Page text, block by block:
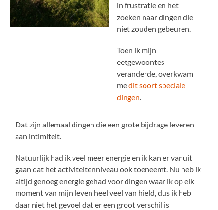
in frustratie en het
zoeken naar dingen die
niet zouden gebeuren.
Toen ik mijn
eetgewoontes
veranderde, overkwam
medit soort speciale
dingen.
Dat zijn allemaal dingen die een grote bijdrage leveren
aan intimiteit.
Natuurlijk had ik veel meer energie en ik kan er vanuit
gaan dat het activiteitenniveau ook toeneemt. Nu heb ik
altijd genoeg energie gehad voor dingen waar ik op elk
moment van mijn leven heel veel van hield, dus ik heb
daar niet het gevoel dat er een groot verschil is